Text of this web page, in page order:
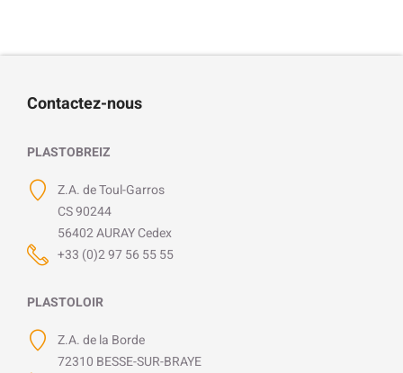
Contactez-nous
PLASTOBREIZ
Z.A. de Toul-Garros
CS 90244
56402 AURAY Cedex
+33 (0)2 97 56 55 55
PLASTOLOIR
Z.A. de la Borde
72310 BESSE-SUR-BRAYE